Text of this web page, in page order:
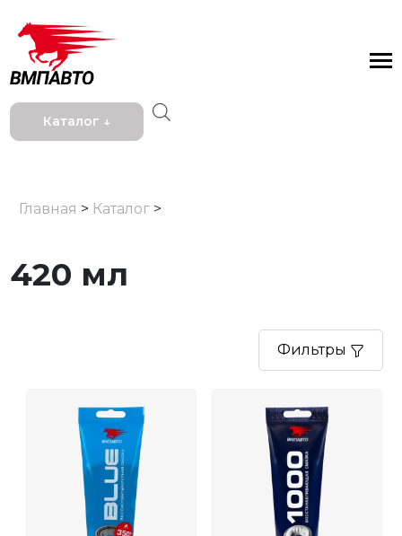
Каталог ↓
Главная > Каталог >
420 мл
Фильтры